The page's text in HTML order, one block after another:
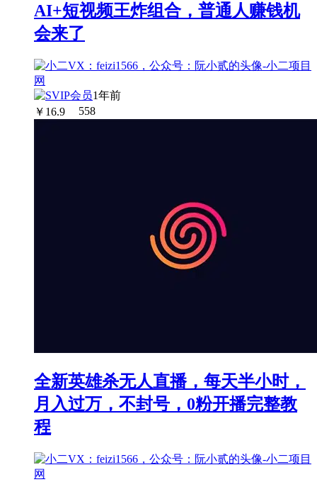
AI+短视频王炸组合，普通人赚钱机
会来了
1年前
￥ 16.9 558
全新英雄杀无人直播，每天半小时，
月入过万，不封号，0粉开播完整教
程